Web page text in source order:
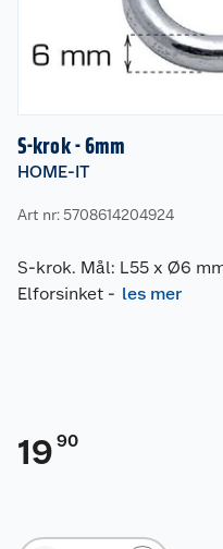
S-krok - 6mm
HOME-IT
Art nr: 5708614204924
S-krok. Mål: L55 x Ø6
Elforsinket - les mer
19 90